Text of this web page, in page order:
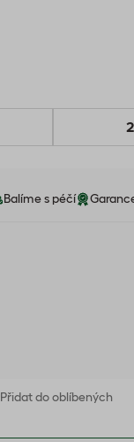
Balíme s péčí
Přidat do oblíbených